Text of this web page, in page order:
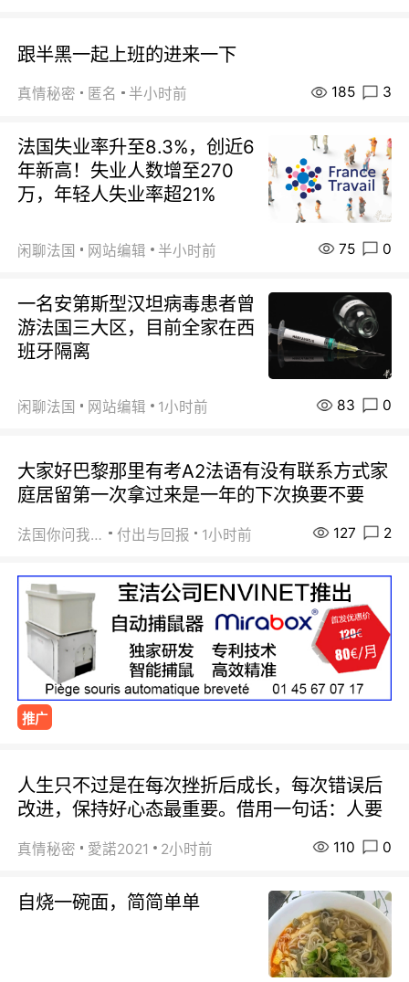
跟半黑一起上班的进来一下
真情秘密 匿名 半小时前 185 3
法国失业率升至8.3%，创近6
年新高！失业人数增至270
万，年轻人失业率超21%
闲聊法国 网站编辑 半小时前 75 0
一名安第斯型汉坦病毒患者曾
游法国三大区，目前全家在西
班牙隔离
闲聊法国 网站编辑 1小时前 83 0
大家好巴黎那里有考A2法语有没有联系方式家
庭居留第一次拿过来是一年的下次换要不要
法国你问我答 付出与回报 1小时前 127 2
推广
人生只不过是在每次挫折后成长，每次错误后
改进，保持好心态最重要。借用一句话：人要
真情秘密 愛諾2021 2小时前 110 0
自烧一碗面，简简单单